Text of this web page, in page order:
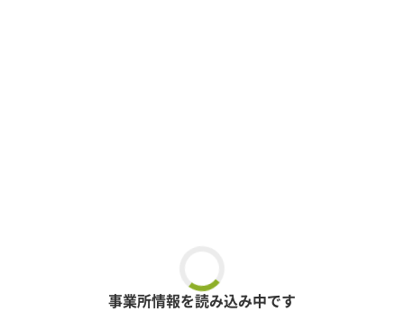
事業所情報を読み込み中です